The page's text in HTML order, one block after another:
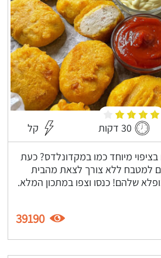
30 דקות קל
מיוחד כמו במקדונלדס? כעת
למטבח ללא צורך לצאת מהבית
שלהם! כנסו וצפו במתכון המלא.
39190